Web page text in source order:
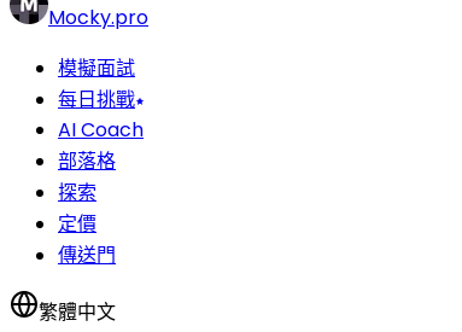
Mocky.pro
模擬面試
每日挑戰
AI Coach
部落格
探索
定價
傳送門
繁體中文